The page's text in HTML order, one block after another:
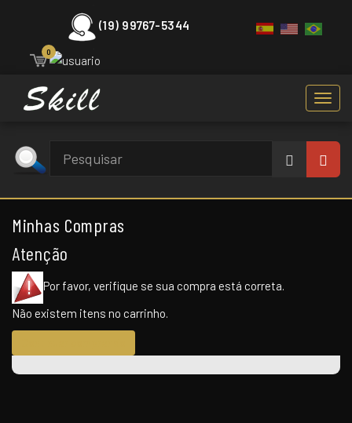
(19) 99767-5344
0
Minhas Compras
Atenção
Por favor, verifique se sua compra está correta.
Não existem itens no carrinho.